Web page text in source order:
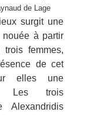
de Lage
surgit une
nouée à partir
femmes,
de cet
elles une
Les trois
Alexandridis